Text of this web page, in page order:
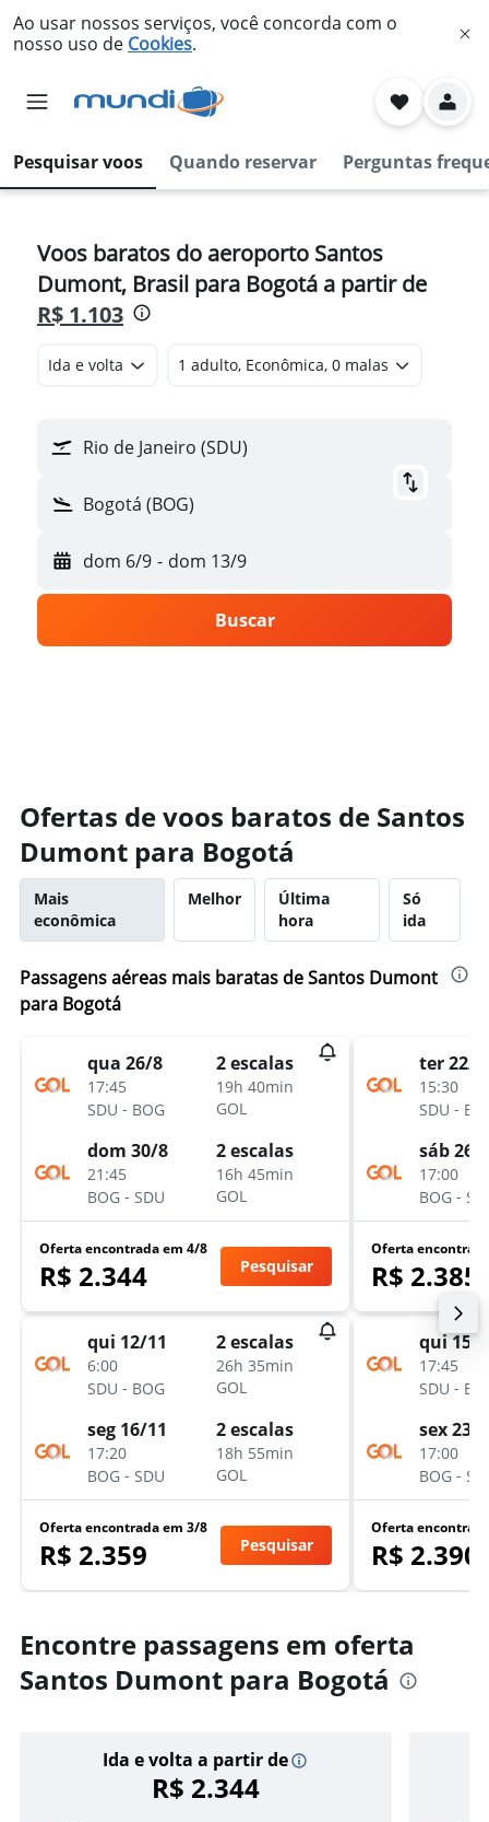
Ao usar nossos serviços, você concorda com o
nosso uso de Cookies.
Pesquisar voos Quando reservar Perguntas
Voos baratos do aeroporto Santos
Dumont, Brasil para Bogotá a partir de
R$ 1.103
Ida e volta 1 adulto, Econômica, 0 malas
Rio de Janeiro (SDU)
Bogotá (BOG)
dom 6/9 - dom 13/9
Buscar
Ofertas de voos baratos de Santos
Dumont para Bogotá
Mais
econômica
Melhor
Última
hora
Só
ida
Passagens aéreas mais baratas de Santos Dumont
para Bogotá
qua 26/8
17:45
SDU - BOG
2 escalas
19h 40min
GOL
dom 30/8
21:45
BOG - SDU
2 escalas
16h 45min
GOL
Oferta encontrada em 4/8
R$ 2.344 Pesquisar
qui 12/11
6:00
SDU - BOG
2 escalas
26h 35min
GOL
seg 16/11
17:20
BOG - SDU
2 escalas
18h 55min
GOL
Oferta encontrada em 3/8
R$ 2.359 Pesquisar
ter 22/9
15:30
SDU -
sáb 26/
17:00
BOG -
Oferta
R$ 2.385
qui 15/
17:45
SDU -
sex 23/
17:00
BOG -
Oferta
R$ 2.390
Encontre passagens em oferta
Santos Dumont para Bogotá
Ida e volta a partir de
R$ 2.344